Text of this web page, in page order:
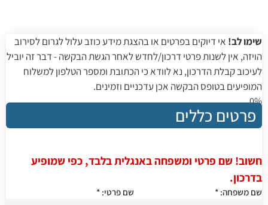
שימו לב! אי דיוקים בפרטים או בהצגת מידע כוזב עלול לגרום לסירוב
הויזה, אין לשנות פרטי דרכון/לחדש לאחר הגשת הבקשה - דבר זה יוביל
לעיכוב קבלת הדרכון, נא לוודא כי הכתובת ומספר הטלפון למשלוח
המופיעים בטופס הבקשה אכן עדכניים וזמינים.
0%
פרטים כללים
חשוב! שם פרטי ומשפחה באנגלית בלבד, כפי שמופיע
בדרכון.
שם משפחה: * שם פרטי: *